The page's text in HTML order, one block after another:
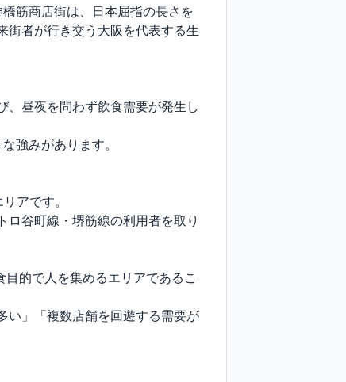
筋商店街は、日本屈指の長さを
街者が行き交う大阪を代表する生
、昼夜を問わず飲食需要が発生し
強みがあります。
アです。
ロ谷町線・堺筋線の利用者を取り
的で人を集めるエリアであるこ
い」「複数店舗を回遊する需要が